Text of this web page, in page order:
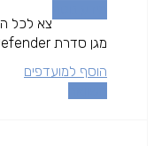
צא לכל
מגן סדרת Defender.
הוסף למועדפים